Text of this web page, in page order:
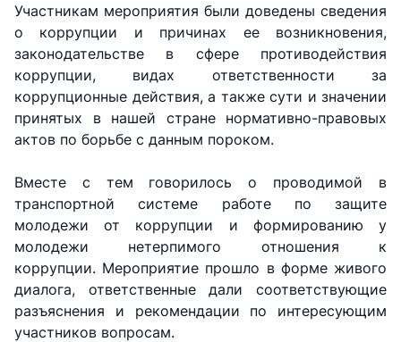
"Uzbekistan
Airways"
Номер
телефона
доверия
+998 (78) 140-
"O'zbekiston
temir yo'llari"
Номер
телефона
доверия
+998 (71) 237-
"Uzbekistan
Airports"
Номер
телефона
доверия
+998 (55) 501-
АО
"Тошшахартрансхизмат"
Номер
телефона
доверия
ООО
"Узавтовокзал
сервис"
Номер
телефона
доверия
Комитет по
автомобильным
дорогам
Номер
телефона
Участникам мероприятия были доведены сведения
о коррупции и причинах ее возникновения,
законодательстве в сфере противодействия
коррупции, видах ответственности за
коррупционные действия, а также сути и значении
принятых в нашей стране нормативно-правовых
актов по борьбе с данным пороком.
Вместе с тем говорилось о проводимой в
транспортной системе работе по защите
молодежи от коррупции и формированию у
молодежи нетерпимого отношения к
коррупции. Мероприятие прошло в форме живого
диалога, ответственные дали соответствующие
разъяснения и рекомендации по интересующим
участников вопросам.